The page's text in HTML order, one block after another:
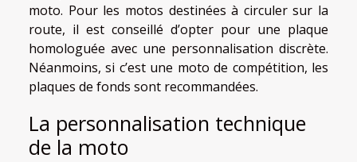
moto. Pour les motos destinées à circuler sur la
route, il est conseillé d’opter pour une plaque
homologuée avec une personnalisation discrète.
Néanmoins, si c’est une moto de compétition, les
plaques de fonds sont recommandées.
La personnalisation technique
de la moto